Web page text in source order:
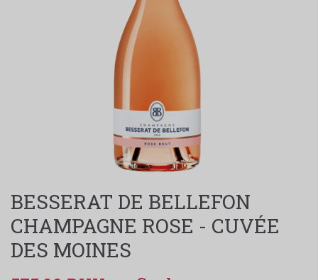
BESSERAT DE BELLEFON
CHAMPAGNE ROSE - CUVÉE
DES MOINES